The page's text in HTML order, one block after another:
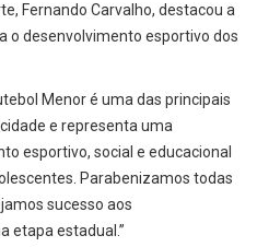
Fernando Carvalho, destacou a
o desenvolvimento esportivo dos
Menor é uma das principais
e representa uma
esportivo, social e educacional
Parabenizamos todas
sucesso aos
etapa estadual.”